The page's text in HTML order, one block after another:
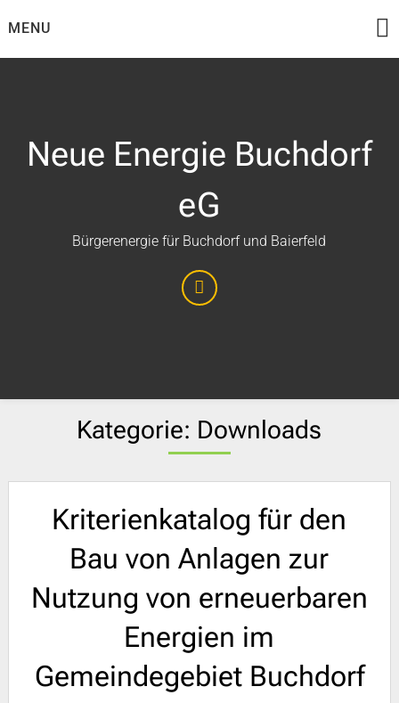
toMENU
Neue Energie Buchdorf
eG
Bürgerenergie für Buchdorf und Baierfeld
Kategorie: Downloads
Kriterienkatalog für den
Bau von Anlagen zur
Nutzung von erneuerbaren
Energien im
Gemeindegebiet Buchdorf